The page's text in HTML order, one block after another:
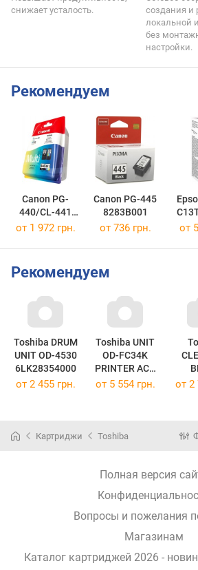
снижает усталость.
создания и
локальной
без
настройки.
Рекомендуем
Canon PG-
440/CL-441
MULTI
Canon PG-445
8283B001
от 1 972 грн. от 736 грн. от
Рекомендуем
Toshiba DRUM
UNIT OD-4530
6LK28354000
Toshiba UNIT
OD-FC34K
PRINTER ACC
DRUM
от 2 455 грн. от 5 554 грн. от 2
Картриджи Toshiba
Полная версия
Вопросы и пожелания
Магазинам
Каталог картриджей 2026 -